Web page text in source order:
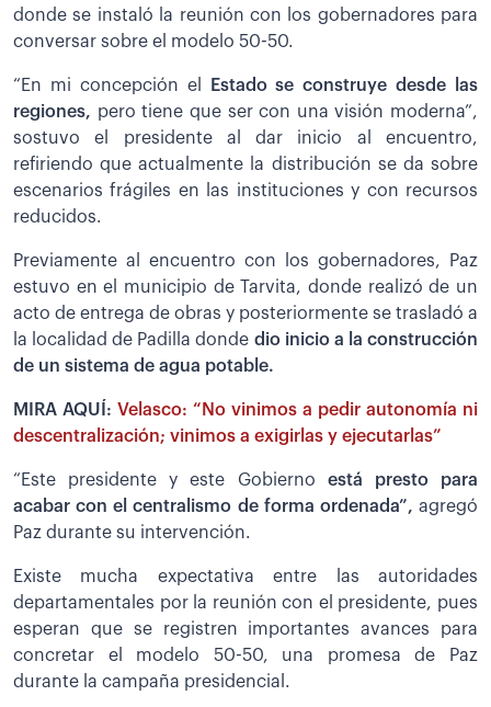
donde se instaló la reunión con los gobernadores para
conversar sobre el modelo 50-50.
“En mi concepción el
Estado se construye desde las
regiones, pero tiene que ser con una visión moderna”,
sostuvo el presidente al dar inicio al encuentro,
refiriendo que actualmente la distribución se da sobre
escenarios frágiles en las instituciones y con recursos
reducidos.
Previamente al encuentro con los gobernadores, Paz
estuvo en el municipio de Tarvita, donde realizó de un
acto de entrega de obras y posteriormente se trasladó a
la localidad de Padilla donde dio inicio a la construcción
de un sistema de agua potable.
MIRA AQUÍ: Velasco: “No vinimos a pedir autonomía ni
descentralización; vinimos a exigirlas y ejecutarlas”
“Este presidente y este Gobierno está presto para
acabar con el centralismo de forma ordenada”, agregó
Paz durante su intervención.
Existe mucha expectativa entre las autoridades
departamentales por la reunión con el presidente, pues
esperan que se registren importantes avances para
concretar el modelo 50-50, una promesa de Paz
durante la campaña presidencial.